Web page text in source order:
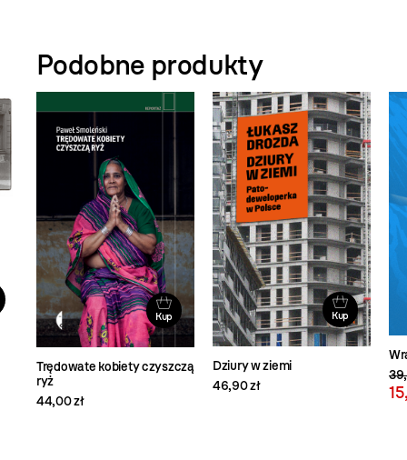
Podobne produkty
Kup
Trędowate kobiety czyszczą
ryż
44,00 zł
Kup
Dziury w ziemi
46,90 zł